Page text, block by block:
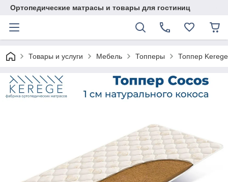
Ортопедические матрасы и товары для гостиниц
Товары и услуги Мебель Топперы Топпер